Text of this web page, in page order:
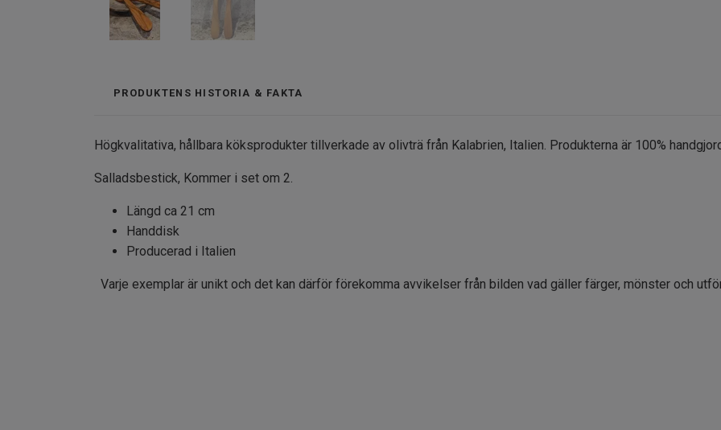
PRODUKTENS HISTORIA & FAKTA
Högkvalitativa, hållbara köksprodukter tillverkade av olivträ från Kalabrien, Italien. Produkterna är 100%
Salladsbestick, Kommer i set om 2.
Längd ca 21 cm
Handdisk
Producerad i Italien
Varje exemplar är unikt och det kan därför förekomma avvikelser från bilden vad gäller färger, mönster och